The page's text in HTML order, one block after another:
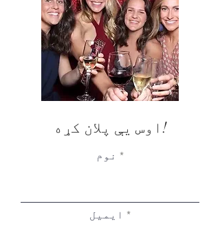
اوس یې پلان کړه!
نوم
ایمیل